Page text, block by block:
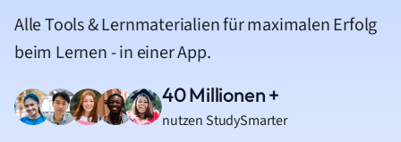
Alle Tools & Lernmaterialien für maximalen Erfolg
beim Lernen - in einer App.
40 Millionen +
nutzen StudySmarter